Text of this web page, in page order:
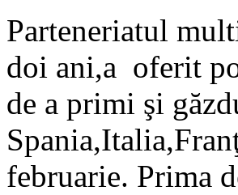
Parteneriatul
doi ani,a oferit
de a primi şi
februarie. Prima